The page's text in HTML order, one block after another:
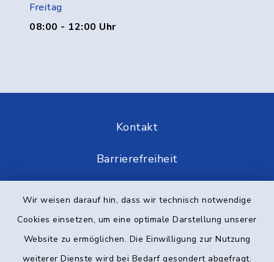
Wir weisen darauf hin, dass wir technisch notwendige
Cookies einsetzen, um eine optimale Darstellung unserer
Website zu ermöglichen. Die Einwilligung zur Nutzung
weiterer Dienste wird bei Bedarf gesondert abgefragt.
Freitag
08:00 - 12:00 Uhr
Kontakt
Barrierefreiheit
Impressum
Elektronische Kommunikation